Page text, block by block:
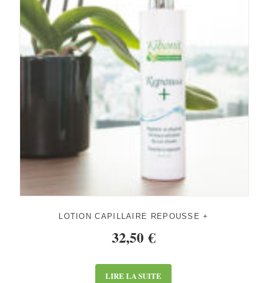
LOTION CAPILLAIRE REPOUSSE +
32,50€
LIRE LA SUITE